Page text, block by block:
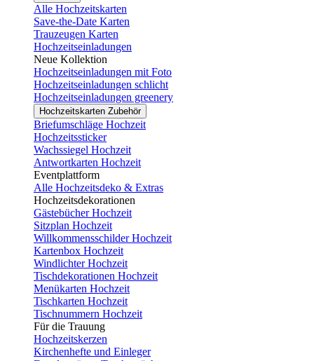
Alle Hochzeitskarten
Save-the-Date Karten
Trauzeugen Karten
Hochzeitseinladungen
Neue Kollektion
Hochzeitseinladungen mit Foto
Hochzeitseinladungen schlicht
Hochzeitseinladungen greenery
Hochzeitskarten Zubehör
Briefumschläge Hochzeit
Hochzeitssticker
Wachssiegel Hochzeit
Antwortkarten Hochzeit
Eventplattform
Alle Hochzeitsdeko & Extras
Hochzeitsdekorationen
Gästebücher Hochzeit
Sitzplan Hochzeit
Willkommensschilder Hochzeit
Kartenbox Hochzeit
Windlichter Hochzeit
Tischdekorationen Hochzeit
Menükarten Hochzeit
Tischkarten Hochzeit
Tischnummern Hochzeit
Für die Trauung
Hochzeitskerzen
Kirchenhefte und Einleger